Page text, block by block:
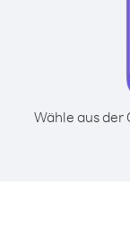
Wähle aus der